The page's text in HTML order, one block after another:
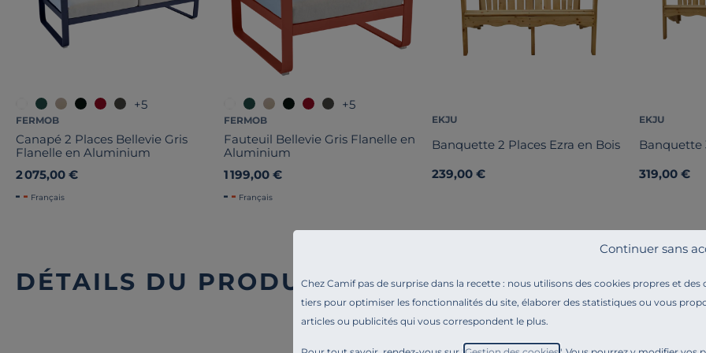
Chez Camif pas de surprise dans la recette : nous utilisons des cookies propres et des
tiers pour optimiser les fonctionnalités du site, élaborer des statistiques ou vous
articles ou publicités qui vous correspondent le plus.
Continuer sans
+5
FERMOB
Canapé 2 Places Bellevie Gris
Flanelle en Aluminium
2 075,00 €
Français
+5
FERMOB
Fauteuil Bellevie Gris Flanelle en
Aluminium
1 199,00 €
Français
EKJU
Banquette 2 Places Ezra en Bois
239,00 €
EKJU
Banquette
319,00 €
DÉTAILS DU PRODUIT
Référence : 100351247956
Profitez d’un moment de détente dans votre jardin